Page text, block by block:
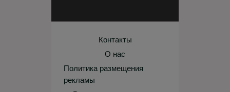
Контакты
О нас
Политика размещения
рекламы